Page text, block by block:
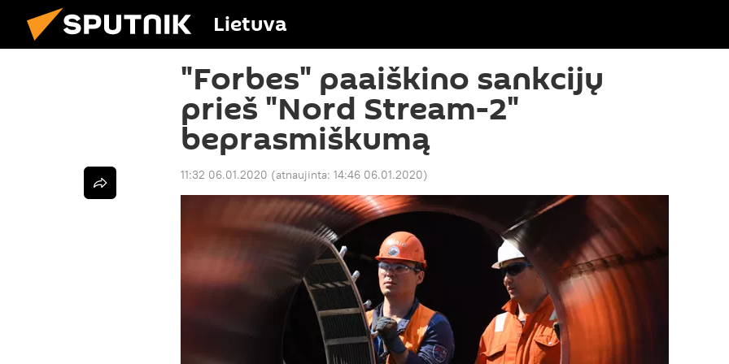
Lietuva
"Forbes" paaiškino sankcijų
prieš "Nord Stream-2"
beprasmiškumą
11:32 06.01.2020 (atnaujinta: 14:46 06.01.2020)